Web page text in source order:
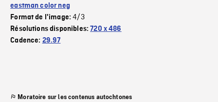
eastman color neg
Format de l'image:4/3
Résolutions disponibles:720 x 486
Cadence: 29.97
Moratoire sur les contenus autochtones